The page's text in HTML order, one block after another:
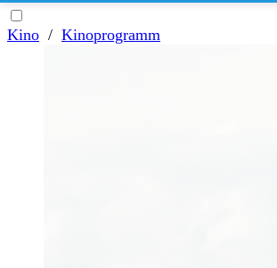
Kino / Kinoprogramm